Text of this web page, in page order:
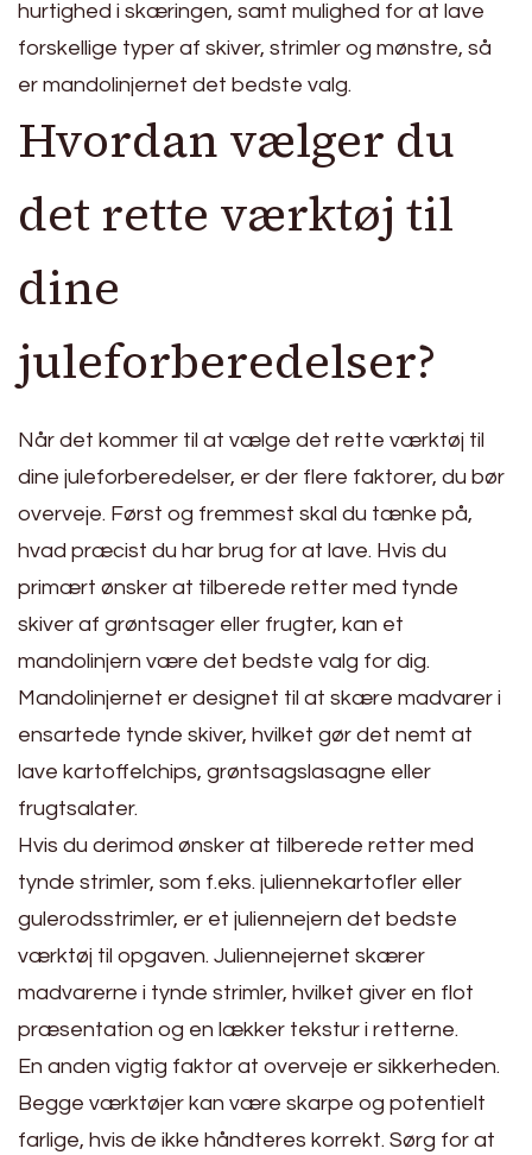
hurtighed i skæringen, samt mulighed for at lave
forskellige typer af skiver, strimler og mønstre, så
er mandolinjernet det bedste valg.
Hvordan vælger du
det rette værktøj til
dine
juleforberedelser?
Når det kommer til at vælge det rette værktøj til
dine juleforberedelser, er der flere faktorer, du bør
overveje. Først og fremmest skal du tænke på,
hvad præcist du har brug for at lave. Hvis du
primært ønsker at tilberede retter med tynde
skiver af grøntsager eller frugter, kan et
mandolinjern være det bedste valg for dig.
Mandolinjernet er designet til at skære madvarer i
ensartede tynde skiver, hvilket gør det nemt at
lave kartoffelchips, grøntsagslasagne eller
frugtsalater.
Hvis du derimod ønsker at tilberede retter med
tynde strimler, som f.eks. juliennekartofler eller
gulerodsstrimler, er et juliennejern det bedste
værktøj til opgaven. Juliennejernet skærer
madvarerne i tynde strimler, hvilket giver en flot
præsentation og en lækker tekstur i retterne.
En anden vigtig faktor at overveje er sikkerheden.
Begge værktøjer kan være skarpe og potentielt
farlige, hvis de ikke håndteres korrekt. Sørg for at